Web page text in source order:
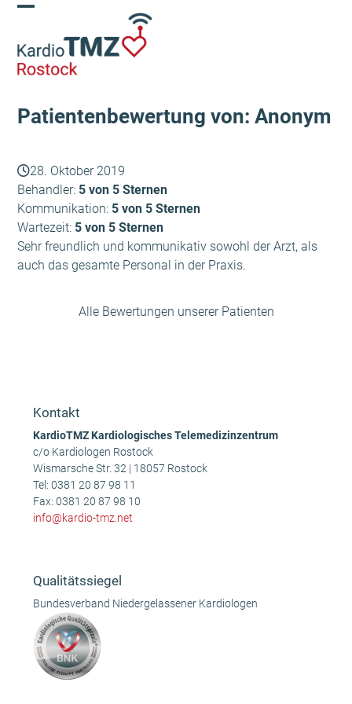
Skip
content
mobile
menu
mobile
menu
Patientenbewertung von: Anonym
28. Oktober 2019
Behandler: 5 von 5 Sternen
Kommunikation: 5 von 5 Sternen
Wartezeit: 5 von 5 Sternen
Sehr freundlich und kommunikativ sowohl der Arzt, als
auch das gesamte Personal in der Praxis.
Alle Bewertungen unserer Patienten
Kontakt
KardioTMZ Kardiologisches Telemedizinzentrum
c/o Kardiologen Rostock
Wismarsche Str. 32 | 18057 Rostock
Tel:0381 20 87 98 11
Fax: 0381 20 87 98 10
info@kardio-tmz.net
Qualitätssiegel
Bundesverband Niedergelassener Kardiologen